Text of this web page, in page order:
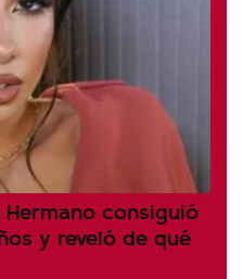
Hermano consiguió
y reveló de qué